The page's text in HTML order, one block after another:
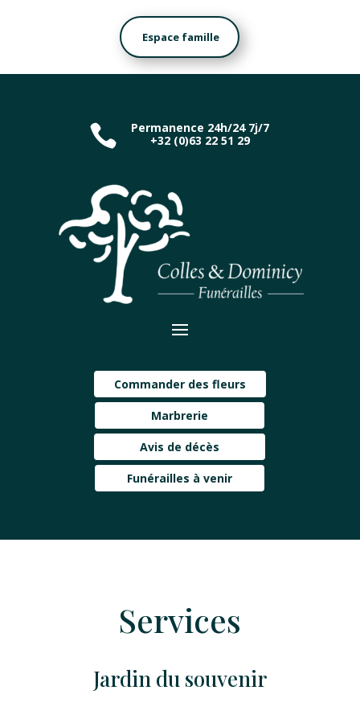
Espace famille

Permanence 24h/24 7j/7
+32 (0)63 22 51 29
Commander des fleurs
Marbrerie
Avis de décès
Funérailles à venir
Services
Jardin du souvenir